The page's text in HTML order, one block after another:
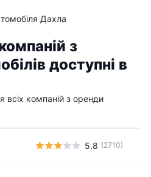
Дахла
з
доступні в
всіх компаній з оренди
5.8 (2710)